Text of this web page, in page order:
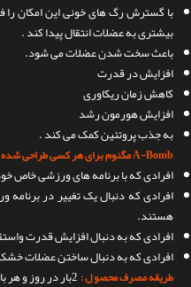
با گسترش رگ های خونی این امکان را
بیشتری به عضلات انتقال پیدا کند .
باعث سخت شدن عضلات می شود.
افزایش در قدرت
کاهش زمان ریکاوری
افزایش هورمون رشد
به جذب پروتئین کمک می کند .
A-Bomb مگنوم برای هر کسی طراحی شده است:
افرادی که با برنامه های ورزشی خاص
افرادی که دنبال یک تغییر در
هستند.
افرادی که به دنبال افزایش قدرت
افرادی که به دنبال ساختن عضلات
طریقه مصرف محصو ل :